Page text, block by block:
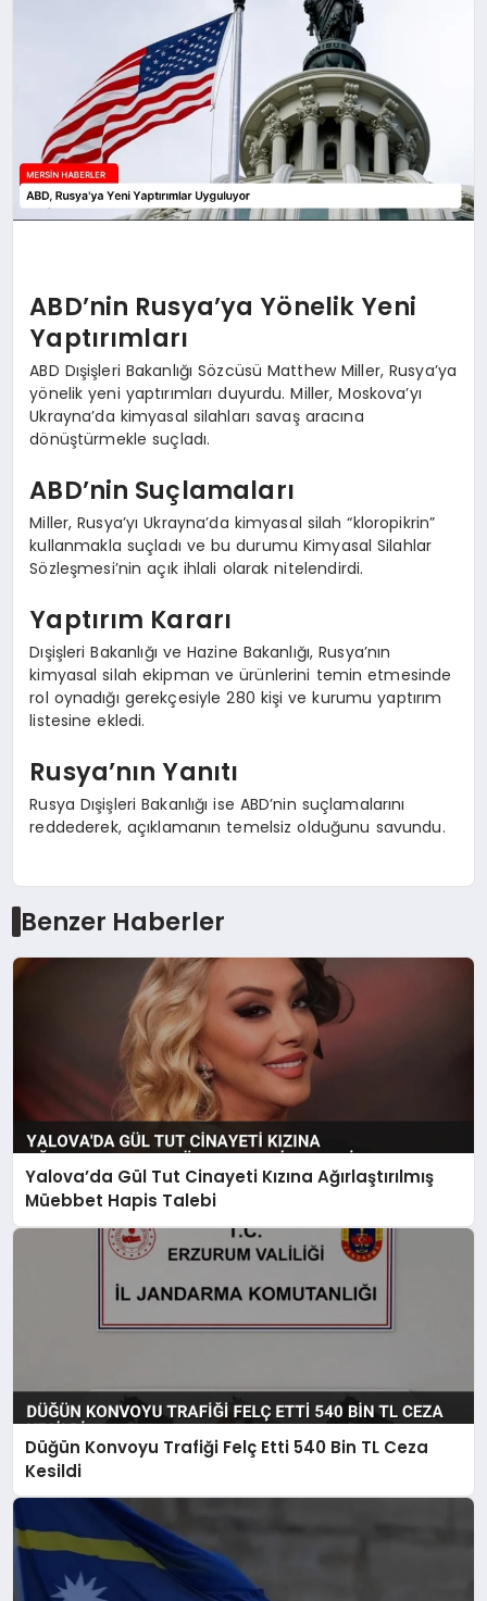
ABD’nin Rusya’ya Yönelik Yeni
Yaptırımları
ABD Dışişleri Bakanlığı Sözcüsü Matthew Miller, Rusya’ya
yönelik yeni yaptırımları duyurdu. Miller, Moskova’yı
Ukrayna’da kimyasal silahları savaş aracına
dönüştürmekle suçladı.
ABD’nin Suçlamaları
Miller, Rusya’yı Ukrayna’da kimyasal silah “kloropikrin”
kullanmakla suçladı ve bu durumu Kimyasal Silahlar
Sözleşmesi’nin açık ihlali olarak nitelendirdi.
Yaptırım Kararı
Dışişleri Bakanlığı ve Hazine Bakanlığı, Rusya’nın
kimyasal silah ekipman ve ürünlerini temin etmesinde
rol oynadığı gerekçesiyle 280 kişi ve kurumu yaptırım
listesine ekledi.
Rusya’nın Yanıtı
Rusya Dışişleri Bakanlığı ise ABD’nin suçlamalarını
reddederek, açıklamanın temelsiz olduğunu savundu.
Benzer Haberler
Yalova’da Gül Tut Cinayeti Kızına Ağırlaştırılmış
Müebbet Hapis Talebi
Düğün Konvoyu Trafiği Felç Etti 540 Bin TL Ceza
Kesildi